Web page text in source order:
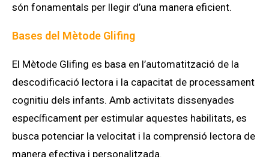
són fonamentals per llegir d’una manera eficient.
Bases del Mètode Glifing
El Mètode Glifing es basa en l’automatització de la
descodificació lectora i la capacitat de processament
cognitiu dels infants. Amb activitats dissenyades
específicament per estimular aquestes habilitats, es
busca potenciar la velocitat i la comprensió lectora de
manera efectiva i personalitzada.